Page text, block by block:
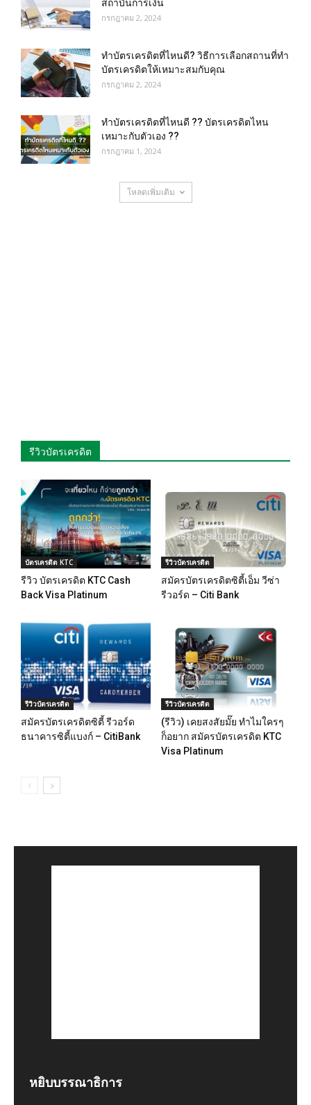
สถาบันการเงิน
กรกฎาคม 2, 2024
ทําบัตรเครดิตที่ไหนดี? วิธีการเลือกสถานที่ทำ
บัตรเครดิตให้เหมาะสมกับคุณ
กรกฎาคม 2, 2024
ทำบัตรเครดิตที่ไหนดี ?? บัตรเครดิตไหน
เหมาะกับตัวเอง ??
กรกฎาคม 1, 2024
โหลดเพิ่มเติม
รีวิวบัตรเครดิต
บัตรเครดิต KTC
รีวิว บัตรเครดิต KTC Cash
Back Visa Platinum
รีวิวบัตรเครดิต
สมัครบัตรเครดิตซิตี้เอ็ม วีซ่า
รีวอร์ด – Citi Bank
รีวิวบัตรเครดิต
สมัครบัตรเครดิตซิตี้ รีวอร์ด
ธนาคารซิตี้แบงก์ – CitiBank
รีวิวบัตรเครดิต
(รีวิว) เคยสงสัยมั๊ย ทำไมใครๆ
ก็อยาก สมัครบัตรเครดิต KTC
Visa Platinum
หยิบบรรณาธิการ